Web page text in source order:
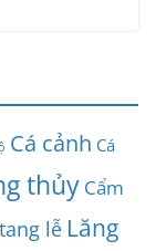
Cá cảnh Cá
thủy Cẩm
lễ Lăng